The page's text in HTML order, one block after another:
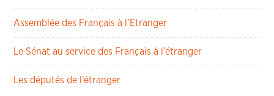
Assemblée des Français à l’Etranger
Le Sénat au service des Français à l’étranger
Les députés de l’étranger